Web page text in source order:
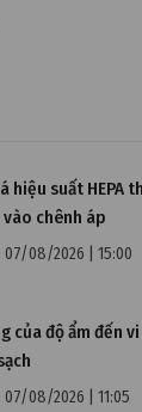
thiết kế &
hiệu suất HEPA
chênh áp
07/08/2026 | 15:00
của độ ẩm đến
07/08/2026 | 11:05